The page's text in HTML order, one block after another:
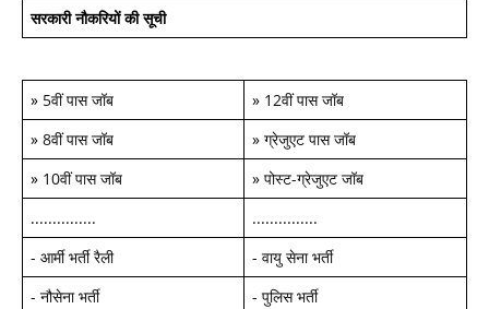
सरकारी नौकरियों की सूची
» 5वीं पास जॉब » 12वीं पास जॉब
» 8वीं पास जॉब » ग्रेजुएट पास जॉब
» 10वीं पास जॉब » पोस्ट-ग्रेजुएट जॉब
...............
...............
- आर्मी भर्ती रैली - वायु सेना भर्ती
- नौसेना भर्ती - पुलिस भर्ती